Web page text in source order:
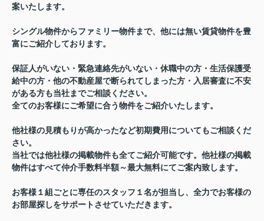
案いたします。
シングル物件からファミリー物件まで、他には無い賃貸物件を豊
富にご紹介しております。
保証人がいない・緊急連絡先がいない・休職中の方・生活保護受
給中の方・他の不動産屋で断られてしまった方・入居審査に不安
がある方も当社までご相談ください。
全てのお客様にご希望に合う物件をご紹介いたします。
他社様の見積もりが高かったなど初期費用についてもご相談くだ
さい。
当社では他社様の掲載物件も全てご紹介可能です。他社様の掲載
物件はすべて仲介手数料半額～最大無料にてご案内致します。
お客様１組ごとに専任のスタッフ１名が担当し、全力でお客様の
お部屋探しをサポートさせていただきます。